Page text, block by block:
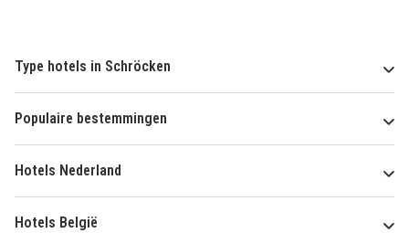
Type hotels in Schröcken
Populaire bestemmingen
Hotels Nederland
Hotels België